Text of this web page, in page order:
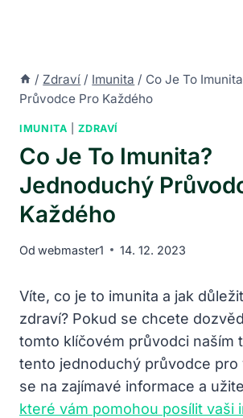
/ Zdraví / Imunita / Co Je To
Průvodce Pro Každého
IMUNITA |ZDRAVÍ
Co Je To Imunita?
Jednoduchý
Každého
Od webmaster1 14. 12. 2023
Víte, co je to imunita a jak
zdraví? Pokud se chcete
tomto klíčovém průvodci naším
tento jednoduchý průvodce pro
se na zajímavé informace a
které vám pomohou posílit vaši